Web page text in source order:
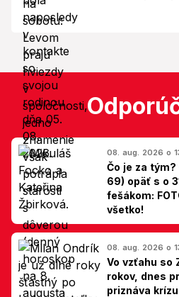
08. aug. 2026 o
Čo je za tým?
69) opäť s o
fešákom:
všetko!
08. aug. 2026 o
Vo vzťahu so
rokov, dnes
priznáva